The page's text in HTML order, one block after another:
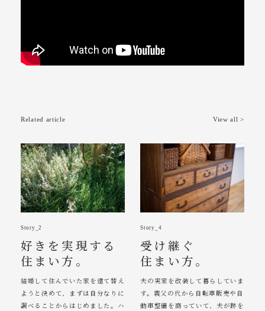
Related article View all >
Story_2
好きを実現する
住まい方。
結婚して住んでいた家を建て替え
ようと決めて、まずは自分なりに
調べることからはじめました。ハ
Story_4
受け継ぐ
住まい方。
夫の実家を改装して暮らしていま
す。義父の代から自転車販売や自
動車整備を商っていて、夫が跡を